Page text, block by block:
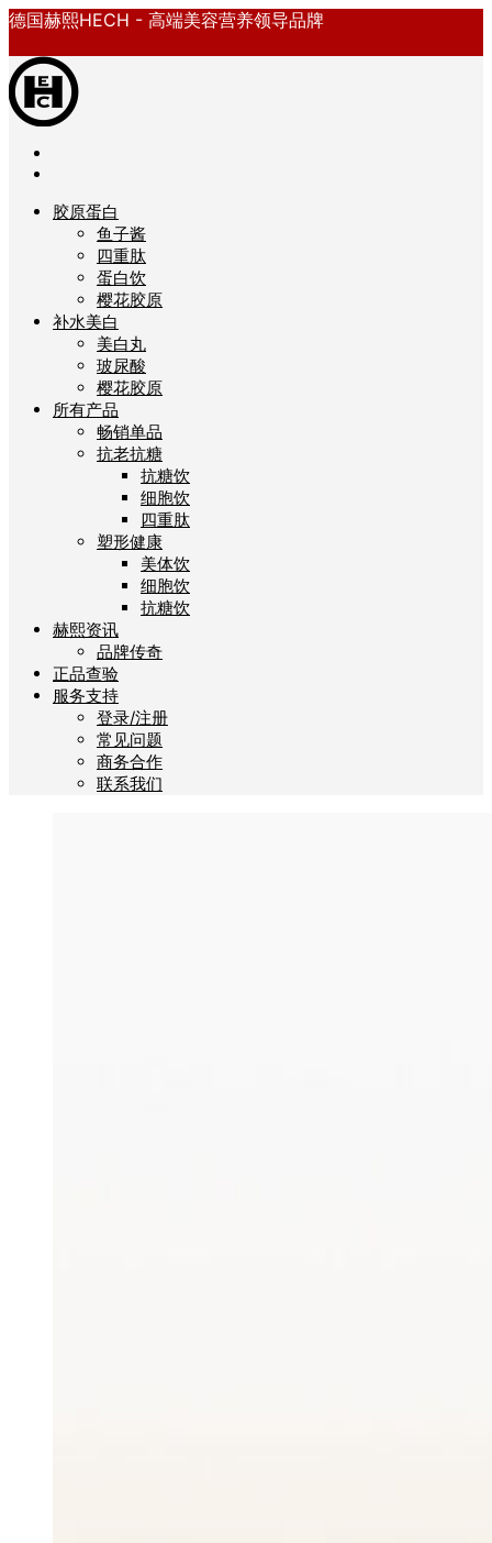
德国赫熙HECH - 高端美容营养领导品牌
胶原蛋白
鱼子酱
四重肽
蛋白饮
樱花胶原
补水美白
美白丸
玻尿酸
樱花胶原
所有产品
畅销单品
抗老抗糖
抗糖饮
细胞饮
四重肽
塑形健康
美体饮
细胞饮
抗糖饮
赫熙资讯
品牌传奇
正品查验
服务支持
登录/注册
常见问题
商务合作
联系我们